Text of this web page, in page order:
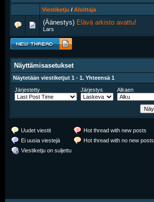
Viestiketju / Aloittaja
(Äänestys) Elävä arkisto avattu!
Lars
Näyttämisasetukset
Näytetään viestiketjut 1 - 1. Yhteensä 1
Järjestetty
Järjestys Alkaen
Uudet viestit
Hot thread with new posts
Ei uusia viestejä
Hot thread with no new posts
Viestiketju on suljettu